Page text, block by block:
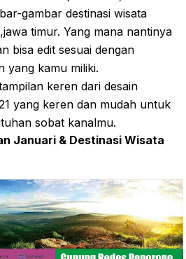
gambar destinasi wisata
timur. Yang mana nantinya
bisa edit sesuai dengan
yang kamu miliki.
keren dari desain
yang keren dan mudah untuk
sobat kanalmu.
Januari & Destinasi Wisata